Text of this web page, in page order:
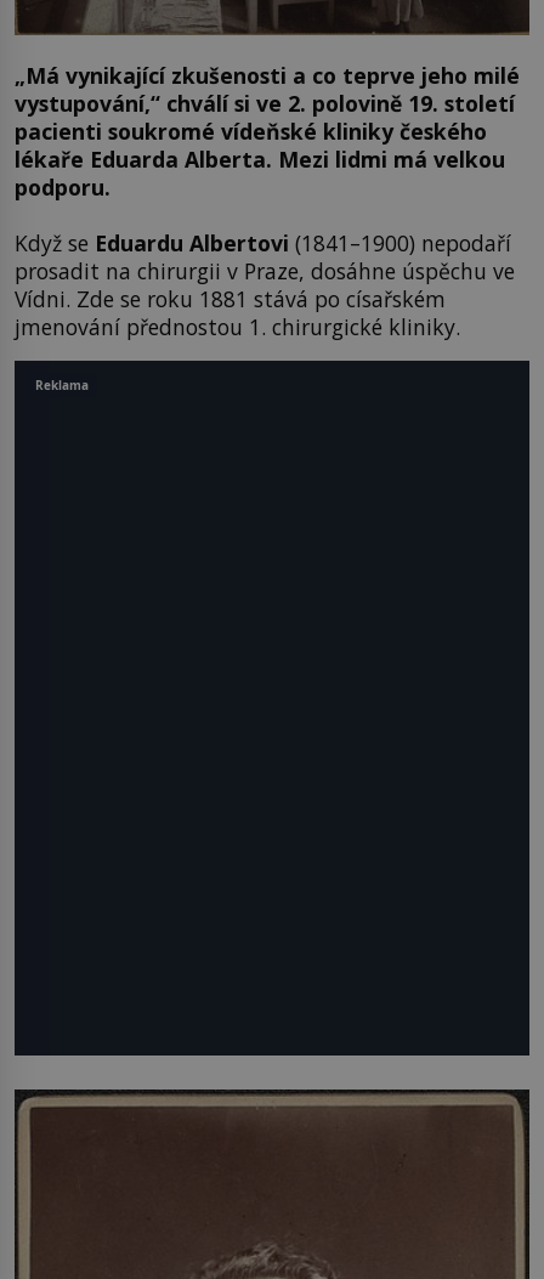
„Má vynikající zkušenosti a co teprve jeho milé
vystupování,“ chválí si ve 2. polovině 19. století
pacienti soukromé vídeňské kliniky českého
lékaře Eduarda Alberta. Mezi lidmi má velkou
podporu.
Když se Eduardu Albertovi (1841–1900) nepodaří
prosadit na chirurgii v Praze, dosáhne úspěchu ve
Vídni. Zde se roku 1881 stává po císařském
jmenování přednostou 1. chirurgické kliniky.
Reklama